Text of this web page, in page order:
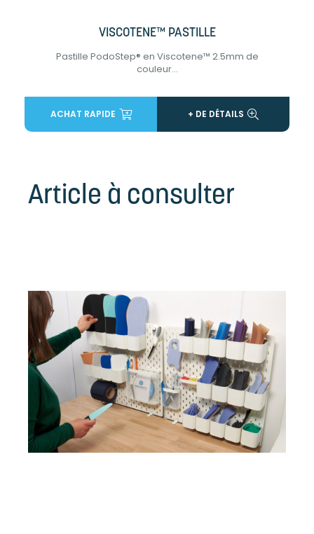
VISCOTENE™ PASTILLE
Pastille PodoStep® en Viscotene™ 2.5mm de
couleur...
ACHAT RAPIDE + DE DÉTAILS
Article à consulter